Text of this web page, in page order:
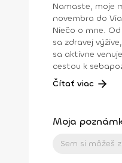
Namaste, moje meno je Nikol a teším sa, že ťa môžem na týchto stránkach sprevádzať jogou . Okrem toho sa so mnou môžeš stretávať pravidelne každý rok od
novembra do Vianoc aj v 40-dňovej výzve Harmónia tela a duše , ktorú mimo tohto obdobia nájdeš
Niečo o mne. Od detstva som sa venovala rôznym druhom pohybu, najmä tancu, pri ktorom som cítila slobodu a radosť. Neskôr som cvičila aeróbne cvičenia a venovala
sa zdravej výžive, až kým som nenatrafila na jogu. V
sa aktívne
cestou k
Vďaka nej je môj život krajší, lepší a
stupeň 1 a 2 – Powerjoga Akadémia Slovensko – lektori: Bc. Michaela Hluchová (SR), Václav Krejčík (ČR) Intenzívny odborný seminár Gravid jogy – lektor Ing. Dana
Čítať viac
Moja